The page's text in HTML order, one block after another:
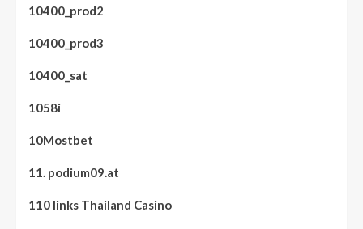
10400_prod2
10400_prod3
10400_sat
1058i
10Mostbet
11. podium09.at
110 links Thailand Casino